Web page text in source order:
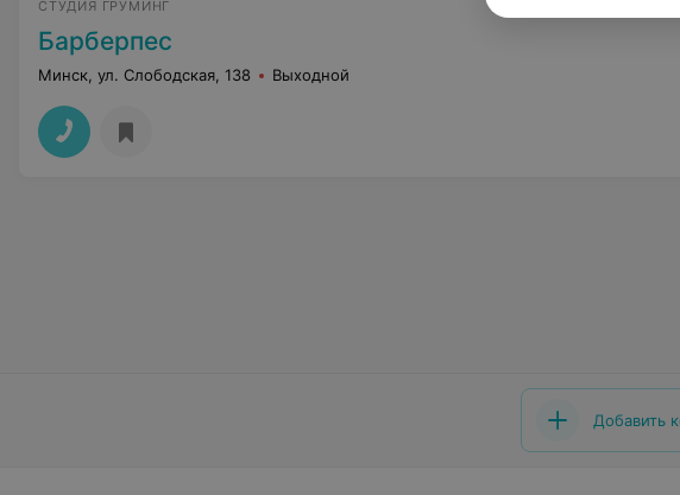
СТУДИЯ ГРУМИНГ
Барберпес
Минск, ул. Слободская, 138 Выходной
Добавить